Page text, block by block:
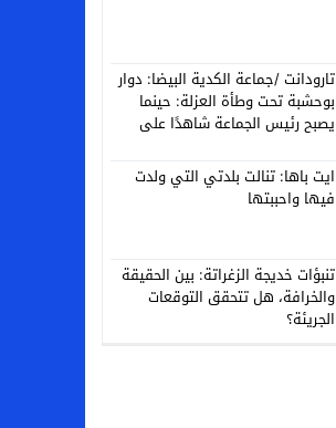
تارودانت /جماعة الكدية البيضا: دوار
بوحشبة تحت وطأة العزلة: حينما
يصبح رئيس الجماعة شاهدًا على
ايت باها: تنالت بلدتي التي ولدت
فيها واحببتها
تنبؤات خديجة الزغراتة: بين الحقيقة
والخرافة، هل تتحقق التوقعات
الجريئة؟